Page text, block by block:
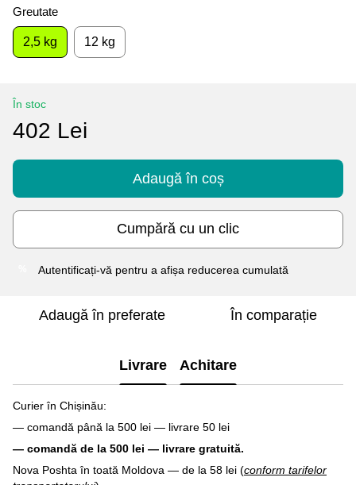
Greutate
2,5 kg 12 kg
În stoc
402 Lei
Adaugă în coș
Cumpără cu un clic
Autentificați-vă pentru a afișa reducerea cumulată
Adaugă în preferate În comparație
Livrare Achitare
Curier în Chișinău:
— comandă până la 500 lei — livrare 50 lei
— comandă de la 500 lei — livrare gratuită.
Nova Poshta în toată Moldova — de la 58 lei (conform tarifelor